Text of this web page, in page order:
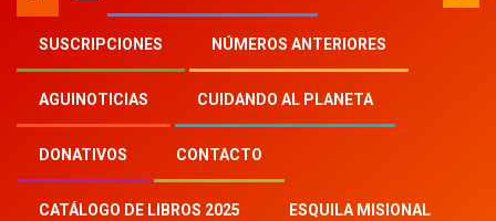
SUSCRIPCIONES NÚMEROS ANTERIORES
AGUINOTICIAS CUIDANDO AL PLANETA
DONATIVOS CONTACTO
CATÁLOGO DE LIBROS 2025 ESQUILA MISIONAL
Inicio 2025
24
«La esperanza es el ancla del alma»: los
jóvenes celebran la belleza de la vida y de la
naturaleza